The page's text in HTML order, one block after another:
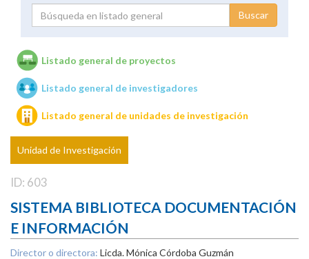
Unidades de investigación
Listado general de proyectos
Listado general de investigadores
Listado general de unidades de investigación
Unidad de Investigación
ID: 603
SISTEMA BIBLIOTECA DOCUMENTACIÓN
E INFORMACIÓN
Director o directora: Licda. Mónica Córdoba Guzmán